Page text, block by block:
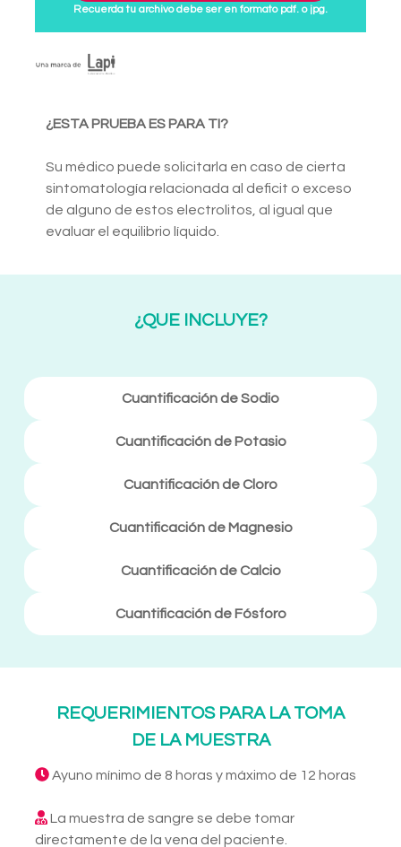
Recuerda tu archivo debe ser en formato pdf. o jpg.
¿ESTA PRUEBA ES PARA TI?
Su médico puede solicitarla en caso de cierta
sintomatología relacionada al deficit o exceso
de alguno de estos electrolitos, al igual que
evaluar el equilibrio líquido.
¿QUE INCLUYE?
Cuantificación de Sodio
Cuantificación de Potasio
Cuantificación de Cloro
Cuantificación de Magnesio
Cuantificación de Calcio
Cuantificación de Fósforo
REQUERIMIENTOS PARA LA TOMA
DE LA MUESTRA
Ayuno mínimo de 8 horas y máximo de 12 horas
La muestra de sangre se debe tomar
directamente de la vena del paciente.